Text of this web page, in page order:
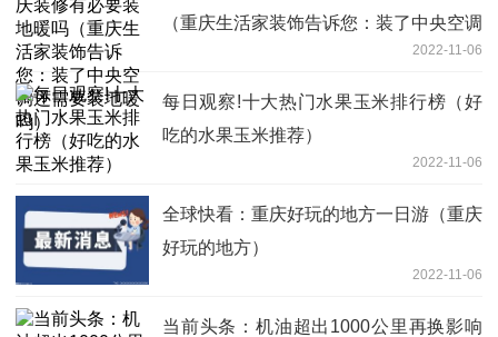
（重庆生活家装饰告诉您：装了中央空调
2022-11-06
每日观察!十大热门水果玉米排行榜（好
吃的水果玉米推荐）
2022-11-06
全球快看：重庆好玩的地方一日游（重庆
好玩的地方）
2022-11-06
当前头条：机油超出1000公里再换影响